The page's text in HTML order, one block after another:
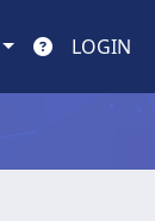
LOGIN